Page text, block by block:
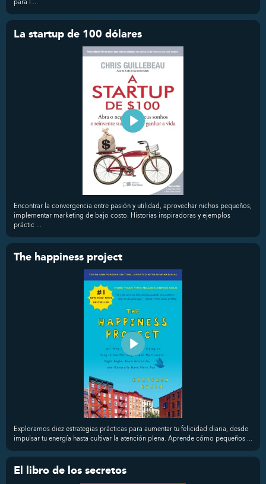
La startup de 100 dólares
Encontrar la convergencia entre pasión y utilidad, aprovechar nichos pequeños,
implementar marketing de bajo costo. Historias inspiradoras y ejemplos
práctic ...
The happiness project
Exploramos diez estrategias prácticas para aumentar tu felicidad diaria, desde
impulsar tu energía hasta cultivar la atención plena. Aprende cómo pequeños ...
El libro de los secretos